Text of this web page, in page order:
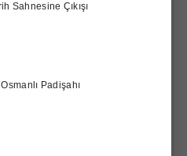
Sahnesine Çıkışı
Padişahı